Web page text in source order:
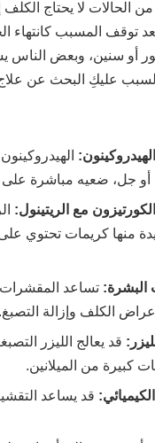
الحالات لا يحتاج الكلف
توقف المسبب كانتهاء
أو سنين، وبعض الناس
عليكِ البحث عن
جل، ضعيه مباشرة على
مع الريتينول:
منها كريمات تحتوي على
تساعد
الكلف وإزالة التصبغ.
قد يعالج الليزر
كبيرة من الميلانين.
قد يساعد